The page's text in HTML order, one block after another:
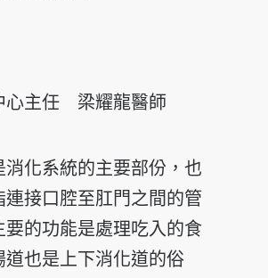
心主任 梁耀龍醫師
消化系統的主要部份，也
連接口腔至肛門之間的管
要的功能是處理吃入的食
道也是上下消化道的俗